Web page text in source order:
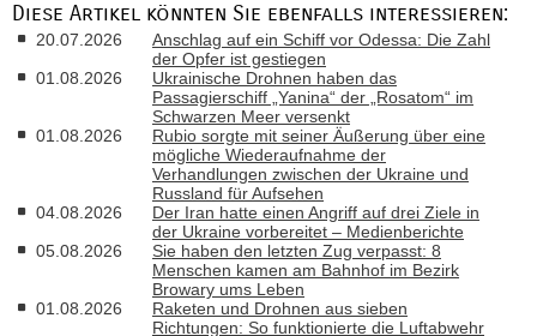
Diese Artikel könnten Sie ebenfalls interessieren:
20.07.2026
Anschlag auf ein Schiff vor Odessa: Die Zahl
der Opfer ist gestiegen
01.08.2026
Ukrainische Drohnen haben das
Passagierschiff „Yanina“ der „Rosatom“ im
Schwarzen Meer versenkt
01.08.2026
Rubio sorgte mit seiner Äußerung über eine
mögliche Wiederaufnahme der
Verhandlungen zwischen der Ukraine und
Russland für Aufsehen
04.08.2026
Der Iran hatte einen Angriff auf drei Ziele in
der Ukraine vorbereitet – Medienberichte
05.08.2026
Sie haben den letzten Zug verpasst: 8
Menschen kamen am Bahnhof im Bezirk
Browary ums Leben
01.08.2026
Raketen und Drohnen aus sieben
Richtungen: So funktionierte die Luftabwehr